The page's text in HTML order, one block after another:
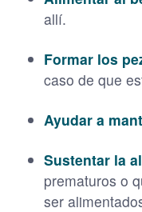
allí.
Formar los
caso de que
Ayudar a
Sustentar la
prematuros o
ser